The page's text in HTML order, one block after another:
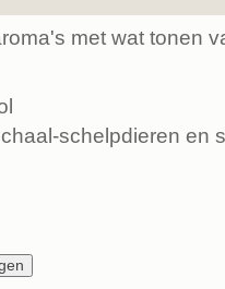
met wat tonen
schelpdieren en